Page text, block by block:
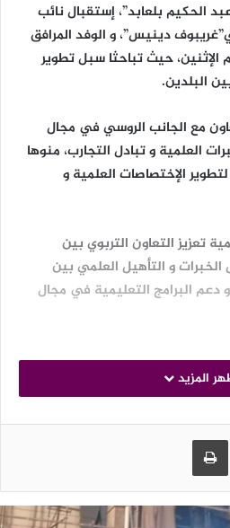
الحكيم بلعابد”، إستقبال نائب
دينيس”، و الوفد المرافق
الإثنين، حيث تباحثا سبل تطوير
البلدين.
مع الجانب الروسي في مجال
العلمية و تبادل التجارب، منوها
الإختصاصات العلمية و
تعزيز التعاون التربوي بين
الخبرات و التأهيل العلمي بين
دعم البرامج التعليمية في مجال
المزيد
عبر البريد طباعة